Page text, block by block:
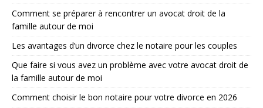
Comment se préparer à rencontrer un avocat droit de la
famille autour de moi
Les avantages d’un divorce chez le notaire pour les couples
Que faire si vous avez un problème avec votre avocat droit de
la famille autour de moi
Comment choisir le bon notaire pour votre divorce en 2026